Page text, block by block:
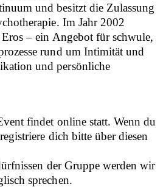
und besitzt die Zulassung
Im Jahr 2002
– ein Angebot für schwule,
rund um Intimität und
und persönliche
findet online statt. Wenn du
dich bitte über diesen
der Gruppe werden wir
sprechen.